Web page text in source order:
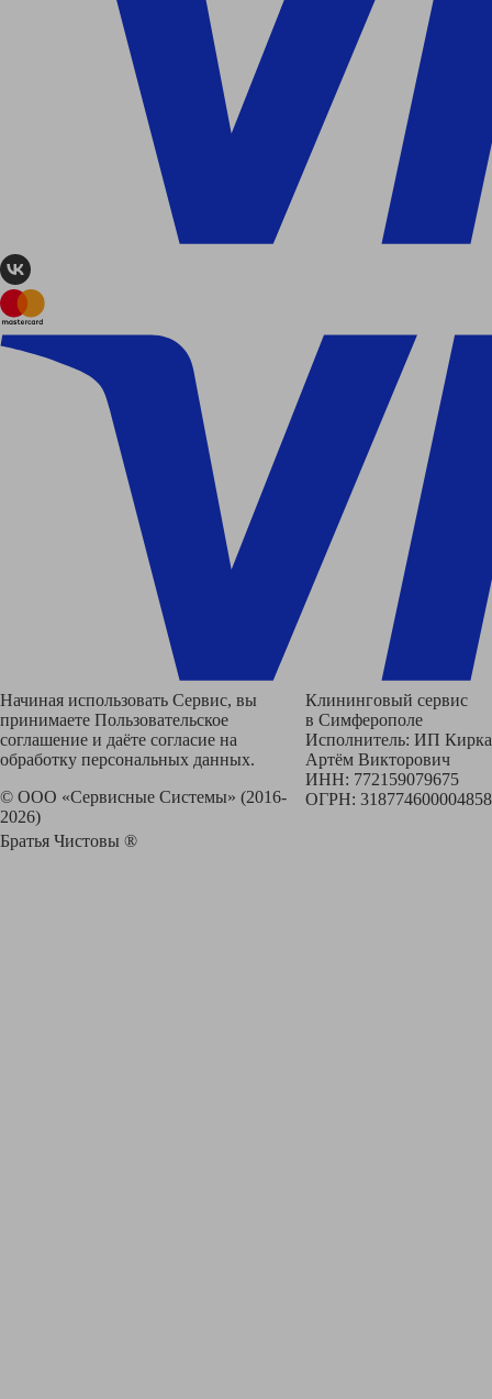
Начиная использовать Сервис, вы
принимаете Пользовательское
соглашение и даёте согласие на
обработку персональных данных.
© ООО «Сервисные Системы» (2016-
2026)
Братья Чистовы ®
Клининговый сервис
в Симферополе
Исполнитель: ИП Кирка
Артём Викторович
ИНН: 772159079675
ОГРН: 318774600004858